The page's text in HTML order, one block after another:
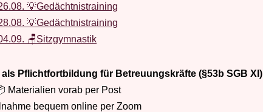
💡Gedächtnistraining
💡Gedächtnistraining
🪑Sitzgymnastik
Pflichtfortbildung für Betreuungskräfte (§53b SGB XI)
Materialien vorab per Post
bequem online per Zoom